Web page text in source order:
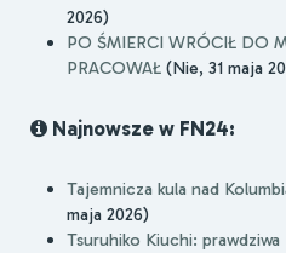
2026)
PO ŚMIERCI WRÓCIŁ DO
PRACOWAŁ (Nie, 31 maja
Najnowsze w FN24:
Tajemnicza kula nad
maja 2026)
Tsuruhiko Kiuchi: